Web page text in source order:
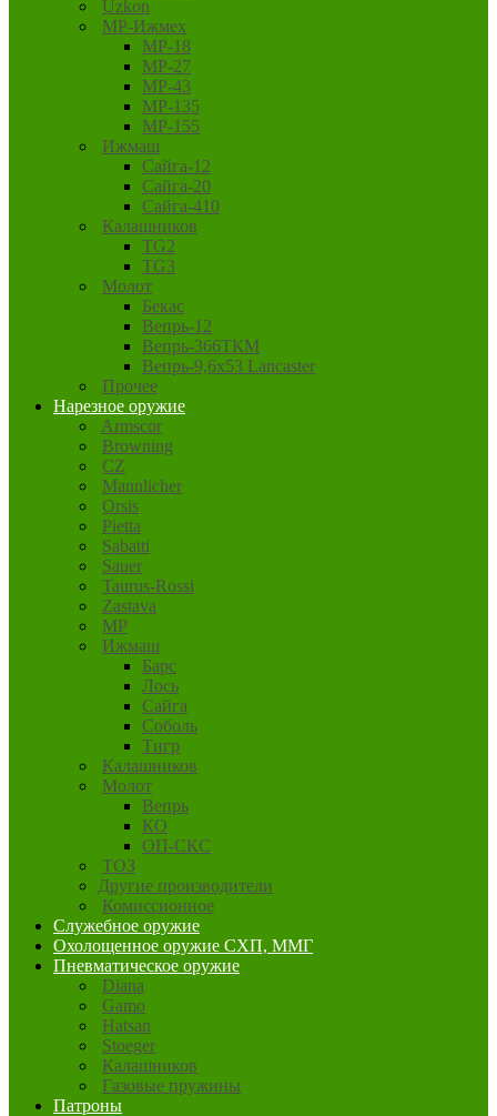
Uzkon
MP-Ижмех
MP-18
MP-27
MP-43
MP-135
MP-155
Ижмаш
Сайга-12
Сайга-20
Сайга-410
Калашников
TG2
TG3
Молот
Бекас
Вепрь-12
Вепрь-366ТКМ
Вепрь-9,6х53 Lancaster
Прочее
Нарезное оружие
Armscor
Browning
CZ
Mannlicher
Orsis
Pietta
Sabatti
Sauer
Taurus-Rossi
Zastava
MP
Ижмаш
Барс
Лось
Сайга
Соболь
Тигр
Калашников
Молот
Вепрь
КО
ОП-СКС
ТОЗ
Другие производители
Комиссионное
Служебное оружие
Охолощенное оружие СХП, ММГ
Пневматическое оружие
Diana
Gamo
Hatsan
Stoeger
Калашников
Газовые пружины
Патроны